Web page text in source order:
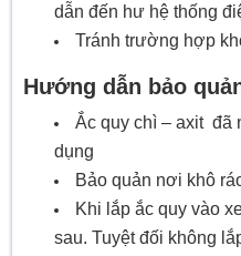
dẫn đến hư hệ thống
Tránh trường hợp
Hướng dẫn bảo
Ắc quy chì – axit đã
dụng
Bảo quản nơi khô
Khi lắp ắc quy vào
sau. Tuyệt đối không